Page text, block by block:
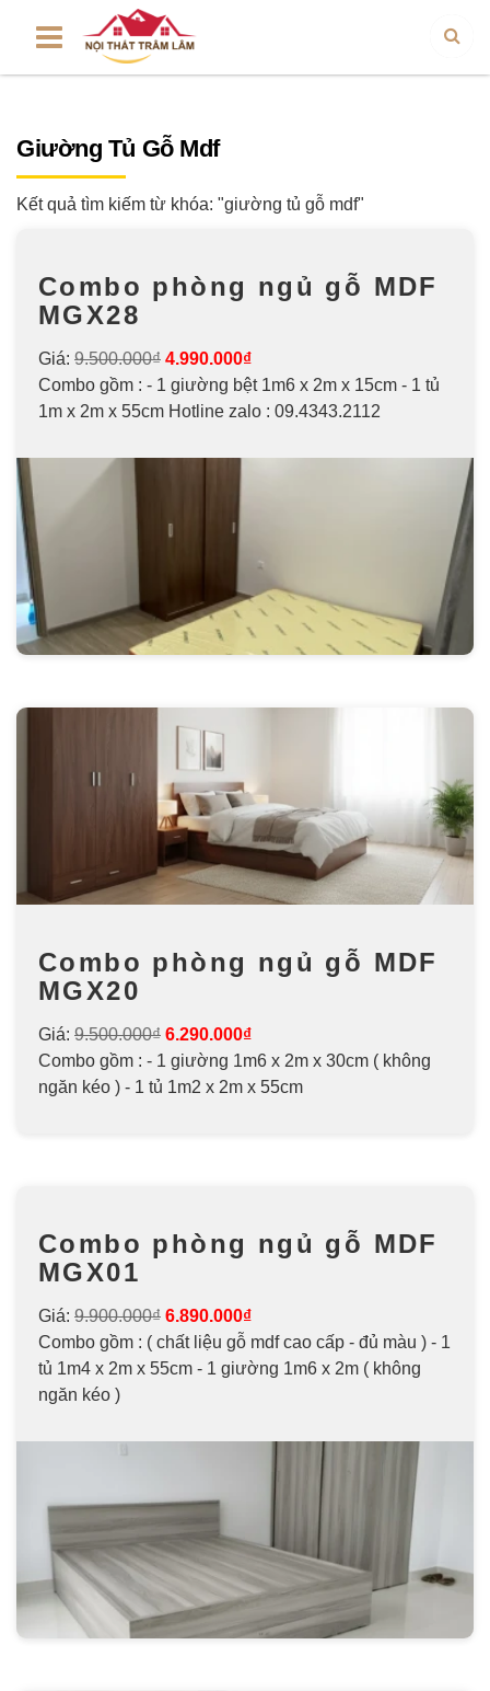
Giường Tủ Gỗ Mdf
Kết quả tìm kiếm từ khóa: "giường tủ gỗ mdf"
Combo phòng ngủ gỗ MDF
MGX28
Giá: 9.500.000₫ 4.990.000₫
Combo gồm : - 1 giường bệt 1m6 x 2m x 15cm - 1 tủ
1m x 2m x 55cm Hotline zalo : 09.4343.2112
Combo phòng ngủ gỗ MDF
MGX20
Giá: 9.500.000₫ 6.290.000₫
Combo gồm : - 1 giường 1m6 x 2m x 30cm ( không
ngăn kéo ) - 1 tủ 1m2 x 2m x 55cm
Combo phòng ngủ gỗ MDF
MGX01
Giá: 9.900.000₫ 6.890.000₫
Combo gồm : ( chất liệu gỗ mdf cao cấp - đủ màu ) - 1
tủ 1m4 x 2m x 55cm - 1 giường 1m6 x 2m ( không
ngăn kéo )